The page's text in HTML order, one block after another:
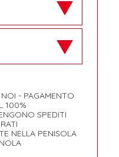
- PAGAMENTO
100%
SPEDITI
NELLA PENISOLA